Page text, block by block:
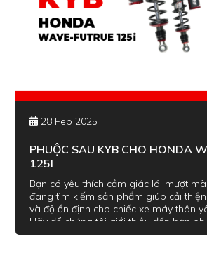
28 Feb 2025
PHUỘC SAU KYB CHO HONDA
125I
Bạn có yêu thích cảm giác lái mượt
đang tìm kiếm sản phẩm giúp cải
và độ ổn định cho chiếc xe máy thân
Hãy để chúng tôi giới thiệu đến bạn
Honda Wave/Future 125i với 2 màu lò